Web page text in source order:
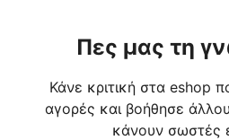
Πες μας τη
Κάνε κριτική στα eshop
αγορές και βοήθησε
κάνουν σωστές